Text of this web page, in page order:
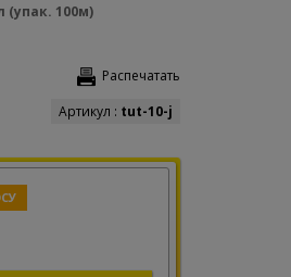
(упак. 100м)
Распечатать
Артикул : tut-10-j